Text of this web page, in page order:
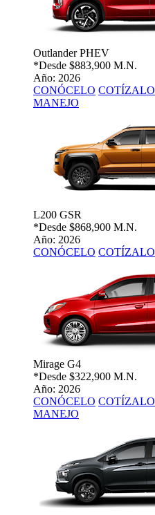
Outlander PHEV
*Desde $883,900 M.N.
Año: 2026
CONÓCELO COTÍZALO
MANEJO
L200 GSR
*Desde $868,900 M.N.
Año: 2026
CONÓCELO COTÍZALO
Mirage G4
*Desde $322,900 M.N.
Año: 2026
CONÓCELO COTÍZALO
MANEJO